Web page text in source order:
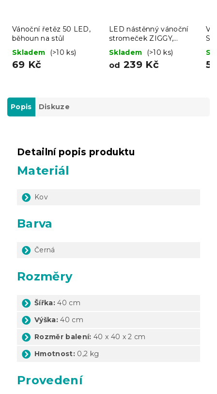
Vánoční řetěz 50 LED,
běhoun na stůl
Skladem
(>10 ks)
69 Kč
LED nástěnný vánoční
stromeček ZIGGY,
hnědý - více velikostí
Skladem (>10 ks)
od 239 Kč
Popis Diskuze
Detailní popis produktu
Materiál
Kov
Barva
Černá
Rozměry
Šířka:40 cm
Výška:40 cm
Rozměr balení: 40 x 40 x 2 cm
Hmotnost: 0,2 kg
Provedení